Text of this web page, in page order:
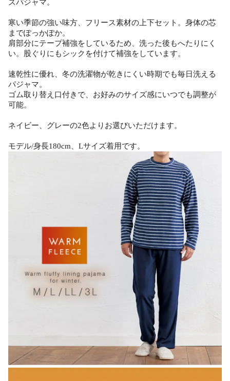
ズパジャマ。
寒い季節の強い味方、フリース素材の上下セット。身体の芯
までぽっかぽか。
肩部分にテープ補強をしているため、洗った後もへたりにく
い。股ぐりにもシックを付けて補強をしています。
速乾性に優れ、冬の洗濯物が乾きにくい時期でも毎日洗える
パジャマ。
ゴム取り替え口付きで、お好みのサイズ感にいつでも調整が
可能。
ネイビー、グレーの2色よりお選びいただけます。
モデル/身長180cm、Lサイズ着用です。